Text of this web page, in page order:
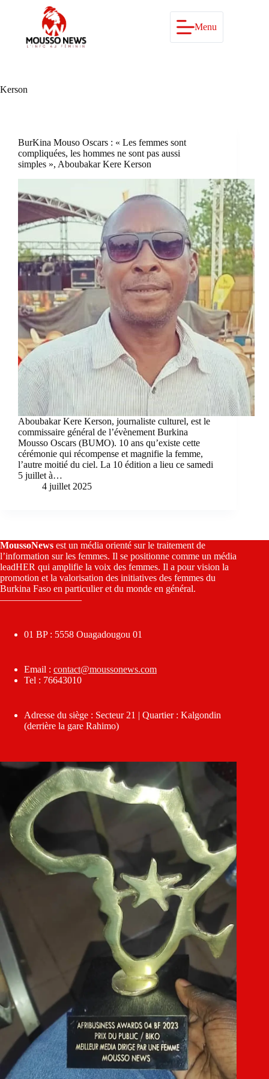
Menu
Kerson
BurKina Mouso Oscars : « Les femmes sont
compliquées, les hommes ne sont pas aussi
simples », Aboubakar Kere Kerson
Aboubakar Kere Kerson, journaliste culturel, est le
commissaire général de l’évènement Burkina
Mousso Oscars (BUMO). 10 ans qu’existe cette
cérémonie qui récompense et magnifie la femme,
l’autre moitié du ciel. La 10 édition a lieu ce samedi
5 juillet à…
4 juillet 2025
MoussoNews est un média orienté sur le traitement de
l’information sur les femmes. Il se positionne comme un média
leadHER qui amplifie la voix des femmes. Il a pour vision la
promotion et la valorisation des initiatives des femmes du
Burkina Faso en particulier et du monde en général.
————————–
01 BP : 5558 Ouagadougou 01
Email : contact@moussonews.com
Tel : 76643010
Adresse du siège : Secteur 21 | Quartier : Kalgondin
(derrière la gare Rahimo)